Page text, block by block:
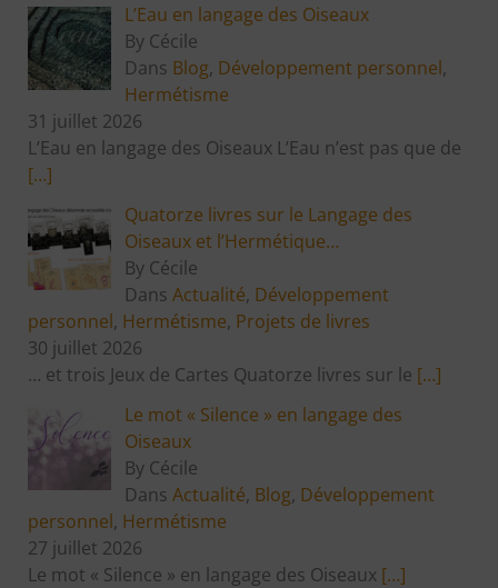
L’Eau en langage des Oiseaux
By Cécile
Dans Blog, Développement personnel,
Hermétisme
31 juillet 2026
L’Eau en langage des Oiseaux L’Eau n’est pas que de
[…]
Quatorze livres sur le Langage des
Oiseaux et l’Hermétique…
By Cécile
Dans Actualité, Développement
personnel, Hermétisme, Projets de livres
30 juillet 2026
… et trois Jeux de Cartes Quatorze livres sur le […]
Le mot « Silence » en langage des
Oiseaux
By Cécile
Dans Actualité, Blog, Développement
personnel, Hermétisme
27 juillet 2026
Le mot « Silence » en langage des Oiseaux […]